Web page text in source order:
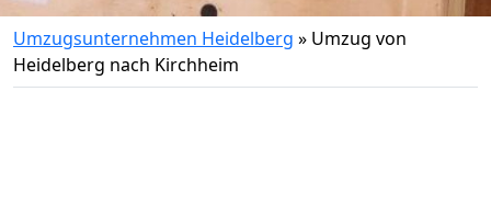
Umzugsunternehmen Heidelberg » Umzug von
Heidelberg nach Kirchheim